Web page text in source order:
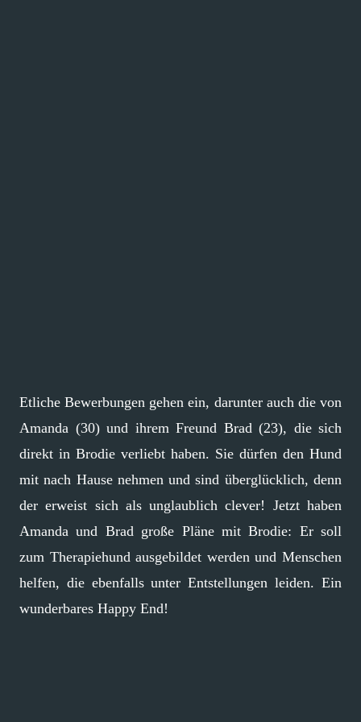
Etliche Bewerbungen gehen ein, darunter auch die von
Amanda (30) und ihrem Freund Brad (23), die sich
direkt in Brodie verliebt haben. Sie dürfen den Hund
mit nach Hause nehmen und sind überglücklich, denn
der erweist sich als unglaublich clever! Jetzt haben
Amanda und Brad große Pläne mit Brodie: Er soll
zum Therapiehund ausgebildet werden und Menschen
helfen, die ebenfalls unter Entstellungen leiden. Ein
wunderbares Happy End!